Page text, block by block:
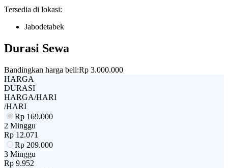
Tersedia di lokasi:
Jabodetabek
Durasi Sewa
Bandingkan harga beli:Rp 3.000.000
HARGA
DURASI
HARGA/HARI
/HARI
Rp 169.000
2 Minggu
Rp 12.071
Rp 209.000
3 Minggu
Rp 9.952